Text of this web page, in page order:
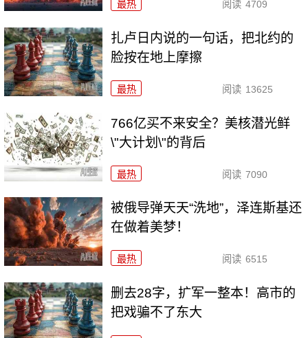
最热 阅读 4709
扎卢日内说的一句话，把北约的
脸按在地上摩擦
最热 阅读 13625
766亿买不来安全？美核潜光鲜
\"大计划\"的背后
最热 阅读 7090
被俄导弹天天“洗地”，泽连斯基还
在做着美梦！
最热 阅读 6515
删去28字，扩军一整本！高市的
把戏骗不了东大